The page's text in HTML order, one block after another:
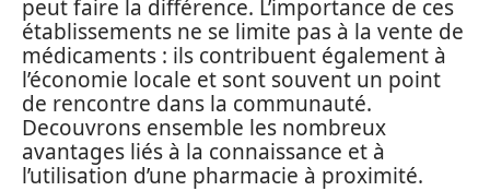
peut faire la différence. L’importance de ces
établissements ne se limite pas à la vente de
médicaments : ils contribuent également à
l’économie locale et sont souvent un point
de rencontre dans la communauté.
Decouvrons ensemble les nombreux
avantages liés à la connaissance et à
l’utilisation d’une pharmacie à proximité.